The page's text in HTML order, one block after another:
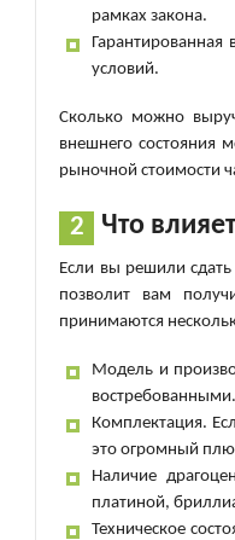
рамках закона.
условий.
Сколько можно
внешнего состояния
рыночной стоимости
Что
Если вы решили
позволит вам
принимаются
Модель и
Комплектация.
это огромный
Наличие
платиной,
Техническое